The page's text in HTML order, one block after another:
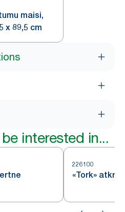
maisi,
x 89,5 cm
interested in...
226100
«Tork»